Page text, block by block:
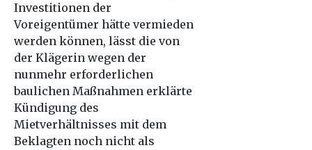
Investitionen der
Voreigentümer hätte vermieden
werden können, lässt die von
der Klägerin wegen der
nunmehr erforderlichen
baulichen Maßnahmen erklärte
Kündigung des
Mietverhältnisses mit dem
Beklagten noch nicht als